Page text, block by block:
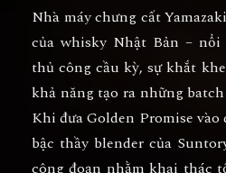
Nhà máy chưng cất
của whisky Nhật Bản –
thủ công cầu kỳ, sự khắt
khả năng tạo ra những
Khi đưa Golden Promise
bậc thầy blender của
công đoạn nhằm khai thác